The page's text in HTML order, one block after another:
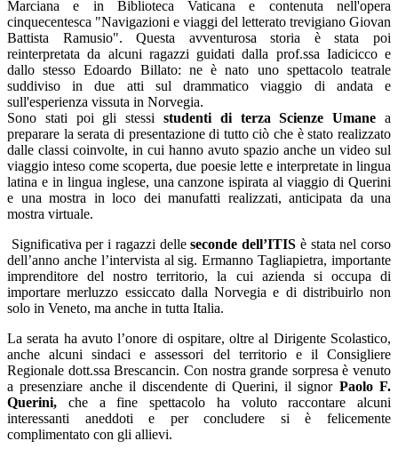
Marciana e in Biblioteca Vaticana e contenuta nell'opera
cinquecentesca "Navigazioni e viaggi del letterato trevigiano Giovan
Battista Ramusio". Questa avventurosa storia è stata poi
reinterpretata da alcuni ragazzi guidati dalla prof.ssa Iadicicco e
dallo stesso Edoardo Billato: ne è nato uno spettacolo teatrale
suddiviso in due atti sul drammatico viaggio di andata e
sull'esperienza vissuta in Norvegia.
Sono stati poi gli stessi studenti di terza Scienze Umane a
preparare la serata di presentazione di tutto ciò che è stato realizzato
dalle classi coinvolte, in cui hanno avuto spazio anche un video sul
viaggio inteso come scoperta, due poesie lette e interpretate in lingua
latina e in lingua inglese, una canzone ispirata al viaggio di Querini
e una mostra in loco dei manufatti realizzati, anticipata da una
mostra virtuale.
Significativa per i ragazzi delleseconde dell’ITIS è stata nel corso
dell’anno anche l’intervista al sig. Ermanno Tagliapietra, importante
imprenditore del nostro territorio, la cui azienda si occupa di
importare merluzzo essiccato dalla Norvegia e di distribuirlo non
solo in Veneto, ma anche in tutta Italia.
La serata ha avuto l’onore di ospitare, oltre al Dirigente Scolastico,
anche alcuni sindaci e assessori del territorio e il Consigliere
Regionale dott.ssa Brescancin. Con nostra grande sorpresa è venuto
a presenziare anche il discendente di Querini, il signor Paolo F.
Querini, che a fine spettacolo ha voluto raccontare alcuni
interessanti aneddoti e per concludere si è felicemente
complimentato con gli allievi.